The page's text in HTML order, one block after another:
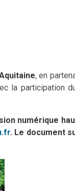
, en
la participation
numérique
. Le document